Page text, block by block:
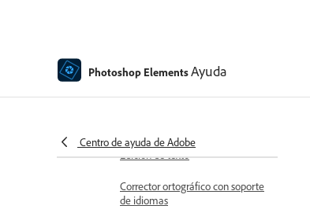
Photoshop ElementsAyuda
Centro de ayuda de Adobe
Moviendo fotos
Edición de texto
Corrector ortográfico con soporte
de idiomas